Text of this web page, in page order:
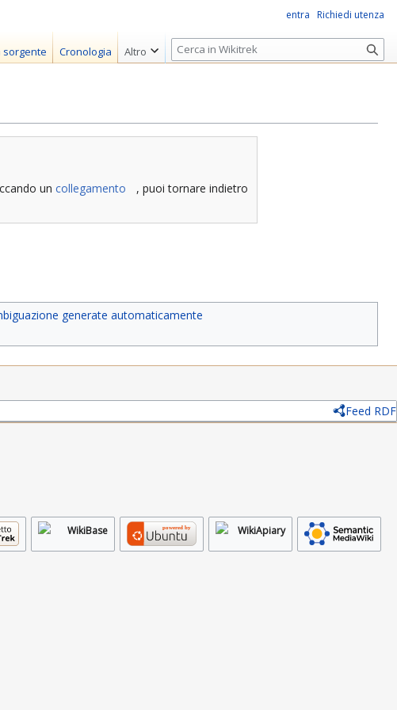
uncollegamento
, puoi tornare indietro
generate automaticamente
Feed RDF
entra Richiedi utenza
sorgente Cronologia Altro
R
i
r
c